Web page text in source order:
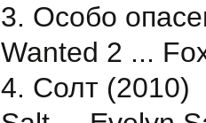
3. Особо
Wanted 2 ...
4. Солт (2010)